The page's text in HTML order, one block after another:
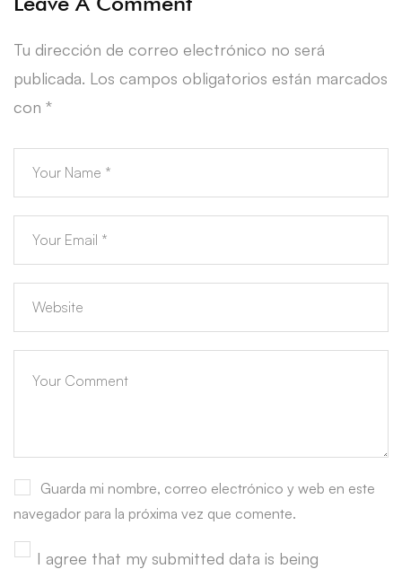
Tu dirección de correo electrónico no será
publicada. Los campos obligatorios están marcados
con *
Guarda mi nombre, correo electrónico y web en este
navegador para la próxima vez que comente.
I agree that my submitted data is being